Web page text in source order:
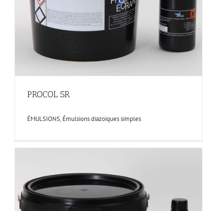
PROCOL SR
ÉMULSIONS, Émulsions diazoïques simples